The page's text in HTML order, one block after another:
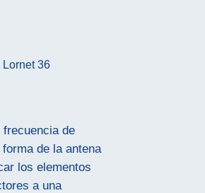
frecuencia de
de la antena
los elementos
a una